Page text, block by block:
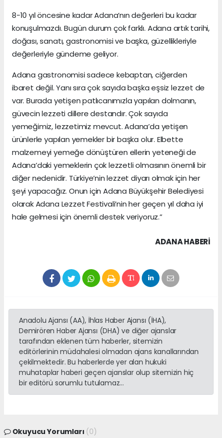
8-10 yıl öncesine kadar Adana’nın değerleri bu kadar
konuşulmazdı. Bugün durum çok farklı. Adana artık tarihi,
doğası, sanatı, gastronomisi ve başka, güzellikleriyle
değerleriyle gündeme geliyor.
Adana gastronomisi sadece kebaptan, ciğerden
ibaret değil. Yanı sıra çok sayıda başka eşsiz lezzet de
var. Burada yetişen patlıcanımızla yapılan dolmanın,
güvecin lezzeti dillere destandır. Çok sayıda
yemeğimiz, lezzetimiz mevcut. Adana’da yetişen
ürünlerle yapılan yemekler bir başka olur. Elbette
malzemeyi yemeğe dönüştüren ellerin yeteneği de
Adana’daki yemeklerin çok lezzetli olmasının önemli bir
diğer nedenidir. Türkiye’nin lezzet diyarı olmak için her
şeyi yapacağız. Onun için Adana Büyükşehir Belediyesi
olarak Adana Lezzet Festivali’nin her geçen yıl daha iyi
hale gelmesi için önemli destek veriyoruz.”
ADANA HABERİ
Anadolu Ajansı (AA), İhlas Haber Ajansı (İHA),
Demirören Haber Ajansı (DHA) ve diğer ajanslar
tarafından eklenen tüm haberler, sitemizin
editörlerinin müdahalesi olmadan ajans kanallarından
çekilmektedir. Bu haberlerde yer alan hukuki
muhataplar haberi geçen ajanslar olup sitemizin hiç
bir editörü sorumlu tutulamaz...
Okuyucu Yorumları (0)